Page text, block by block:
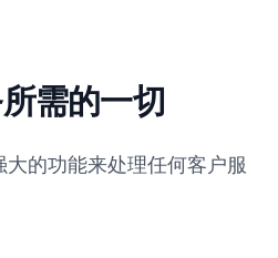
需的一切
的功能来处理任何客户服